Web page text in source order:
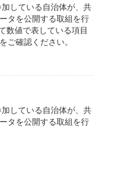
している自治体が、共
タを公開する取組を行
数値で表している項目
ご確認ください。
している自治体が、共
タを公開する取組を行